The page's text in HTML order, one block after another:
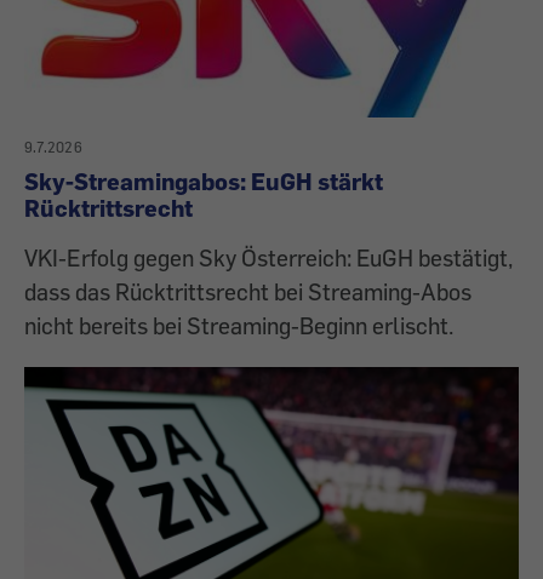
9.7.2026
Sky-Streamingabos: EuGH stärkt
Rücktrittsrecht
VKI-Erfolg gegen Sky Österreich: EuGH bestätigt,
dass das Rücktrittsrecht bei Streaming-Abos
nicht bereits bei Streaming-Beginn erlischt.